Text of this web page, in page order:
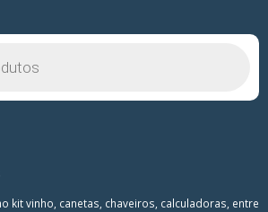
kit vinho, canetas, chaveiros, calculadoras, entre